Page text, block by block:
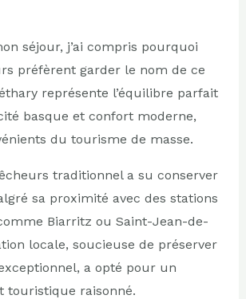
séjour, j’ai compris pourquoi
préfèrent garder le nom de ce
représente l’équilibre parfait
basque et confort moderne,
du tourisme de masse.
traditionnel a su conserver
sa proximité avec des stations
Biarritz ou Saint-Jean-de-
locale, soucieuse de préserver
a opté pour un
touristique raisonné.